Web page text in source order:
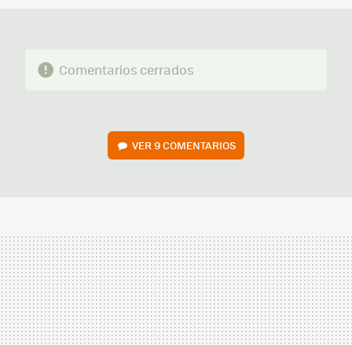
Comentarios cerrados
VER9 COMENTARIOS